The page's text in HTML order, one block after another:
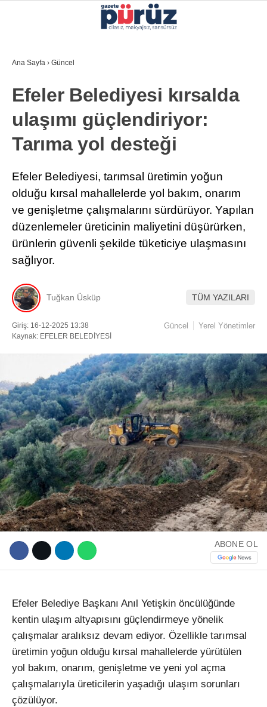
Facebook
Instagram
Youtube
TikTok
YEREL YÖNETIMLER
GÜNCEL
EKONOMI
POLITIKA
SAĞLIK
KÜLTÜR-SANAT
SPOR
DIĞER
Ana Sayfa › Güncel
Efeler Belediyesi kırsalda
ulaşımı güçlendiriyor:
Tarıma yol desteği
Efeler Belediyesi, tarımsal üretimin yoğun
olduğu kırsal mahallelerde yol bakım, onarım
ve genişletme çalışmalarını sürdürüyor. Yapılan
düzenlemeler üreticinin maliyetini düşürürken,
ürünlerin güvenli şekilde tüketiciye ulaşmasını
sağlıyor.
Tuğkan Üsküp TÜM YAZILARI
Giriş: 16-12-2025 13:38
Kaynak: EFELER BELEDİYESİ
Güncel Yerel Yönetimler
ABONE OL
Efeler Belediye Başkanı Anıl Yetişkin öncülüğünde
kentin ulaşım altyapısını güçlendirmeye yönelik
çal ışmalar aralıksız devam ediyor. Özellikle tarımsal
üretimin yoğun olduğu kırsal mahallelerde yürütülen
yol bakım, onarım, genişletme ve yeni yol açma
çal ışmalarıyla üreticilerin yaşadığı ulaşım sorunları
çözülüyor.